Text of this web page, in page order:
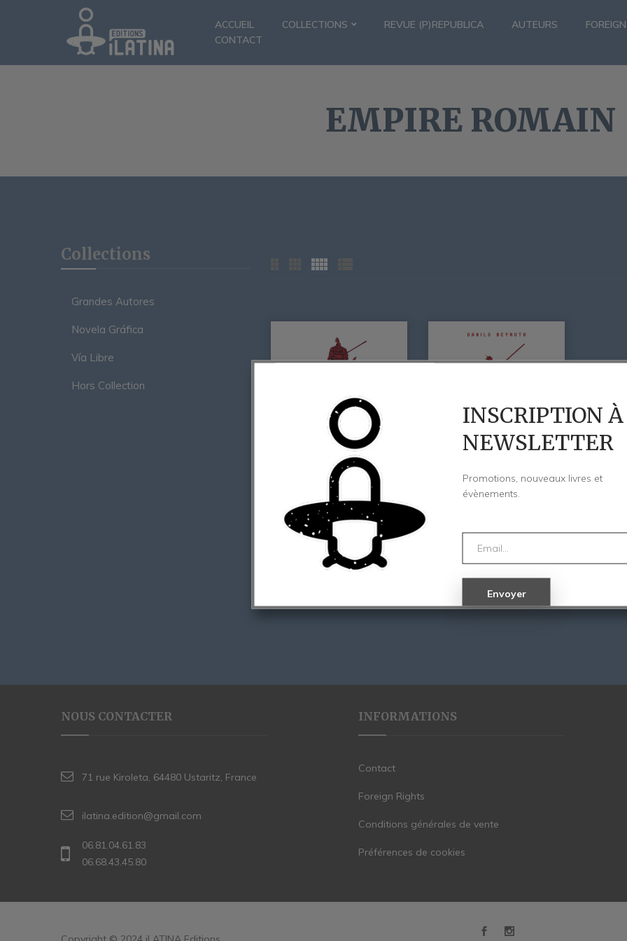
ACCUEIL COLLECTIONS REVUE (P)REPUBLICA AUTEURS
CONTACT
EMPIRE ROMAIN
Collections
Grandes Autores
Novela Gráfica
Vía Libre
Hors Collection
Tirage De Tête Saint
Georges – Danilo
NOUS CONTACTER
71 rue Kiroleta, 64480 Ustaritz, France
ilatina.edition@gmail.com
06.81.04.61.83
06.68.43.45.80
INFORMATIONS
Contact
Foreign Rights
Conditions générales de vente
Préférences de cookies
INSCRIPTION
NEWSLETTER
Promotions, nouveaux livres et
évènements.